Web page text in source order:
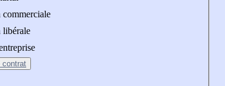
commerciale
libérale
contrat